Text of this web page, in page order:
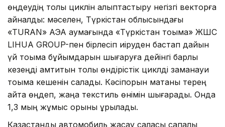
өңдеудің толық циклін қалыптастыру негізгі векторға
айналды: мәселен, Түркістан облысындағы
«TURAN» АЭА аумағында «Түркістан тоқыма» ЖШС
LIHUA GROUP-пен бірлесіп иіруден бастап дайын
үй тоқыма бұйымдарын шығаруға дейінгі барлық
кезеңді қамтитын толық өндірістік циклді заманауи
тоқыма кешенін салады. Кәсіпорын мақтаны терең
қайта өңдеп, жаңа текстиль өнімін шығарады. Онда
1,3 мың жұмыс орыны құрылады.
Қазақстандық автомобиль жасау саласы сапалы